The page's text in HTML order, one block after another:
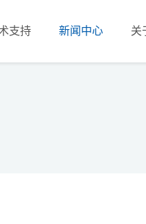
支持 新闻中心 关